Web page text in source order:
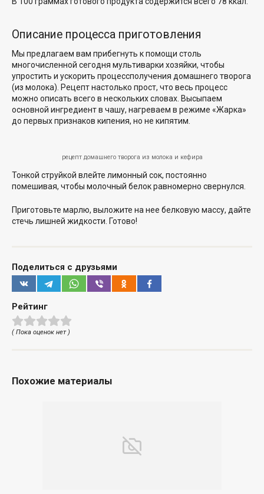
Описание процесса приготовления
Мы предлагаем вам прибегнуть к помощи столь
многочисленной сегодня мультиварки хозяйки, чтобы
упростить и ускорить процессполучения домашнего творога
(из молока). Рецепт настолько прост, что весь процесс
можно описать всего в нескольких словах. Высыпаем
основной ингредиент в чашу, нагреваем в режиме «Жарка»
до первых признаков кипения, но не кипятим.
рецепт домашнего творога из молока и кефира
Тонкой струйкой влейте лимонный сок, постоянно
помешивая, чтобы молочный белок равномерно свернулся.
Приготовьте марлю, выложите на нее белковую массу, дайте
стечь лишней жидкости. Готово!
Поделиться с друзьями
Рейтинг
( Пока оценок нет )
Похожие материалы